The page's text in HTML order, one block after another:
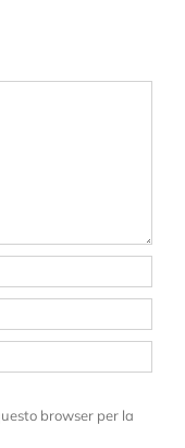
browser per la